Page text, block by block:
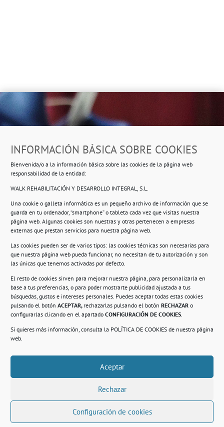
INFORMACIÓN BÁSICA SOBRE COOKIES
Bienvenida/o a la información básica sobre las cookies de la página web
responsabilidad de la entidad:
WALK REHABILITACIÓN Y DESARROLLO INTEGRAL, S.L.
Una cookie o galleta informática es un pequeño archivo de información que se
guarda en tu ordenador, “smartphone” o tableta cada vez que visitas nuestra
página web. Algunas cookies son nuestras y otras pertenecen a empresas
externas que prestan servicios para nuestra página web.
Las cookies pueden ser de varios tipos: las cookies técnicas son necesarias para
que nuestra página web pueda funcionar, no necesitan de tu autorización y son
las únicas que tenemos activadas por defecto.
El resto de cookies sirven para mejorar nuestra página, para personalizarla en
base a tus preferencias, o para poder mostrarte publicidad ajustada a tus
búsquedas, gustos e intereses personales. Puedes aceptar todas estas cookies
pulsando el botón ACEPTAR, rechazarlas pulsando el botón RECHAZAR o
configurarlas clicando en el apartado CONFIGURACIÓN DE COOKIES.
Si quieres más información, consulta la POLÍTICA DE COOKIES de nuestra página
web.
Aceptar
Rechazar
Configuración de cookies
Ropero Solidario de Usera
Beasáin 25-33posterior, local 3 – 28041 Madrid
Información
Compromiso con la protección de datos
Política de Cookies.
© 2021. Realizado en el Centro de Rehabilitación